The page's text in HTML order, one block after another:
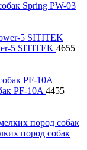
Spring PW-03
5 SITITEK 4655
PF-10A 4455
пород собак